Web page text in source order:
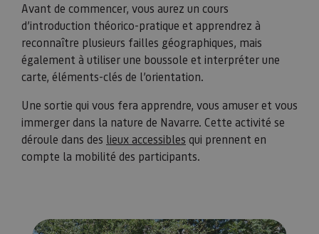
Avant de commencer, vous aurez un cours
d’introduction théorico-pratique et apprendrez à
reconnaître plusieurs failles géographiques, mais
également à utiliser une boussole et interpréter une
carte, éléments-clés de l’orientation.
Une sortie qui vous fera apprendre, vous amuser et vous
immerger dans la nature de Navarre. Cette activité se
déroule dans des lieux accessibles qui prennent en
compte la mobilité des participants.